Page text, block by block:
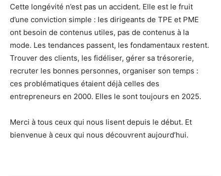
Cette longévité n’est pas un accident. Elle est le fruit
d’une conviction simple : les dirigeants de TPE et PME
ont besoin de contenus utiles, pas de contenus à la
mode. Les tendances passent, les fondamentaux restent.
Trouver des clients, les fidéliser, gérer sa trésorerie,
recruter les bonnes personnes, organiser son temps :
ces problématiques étaient déjà celles des
entrepreneurs en 2000. Elles le sont toujours en 2025.
Merci à tous ceux qui nous lisent depuis le début. Et
bienvenue à ceux qui nous découvrent aujourd’hui.